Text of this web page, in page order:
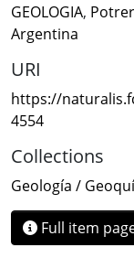
GEOLOGIA,
Argentina
URI
https://
4554
Collections
Geología /
Full item